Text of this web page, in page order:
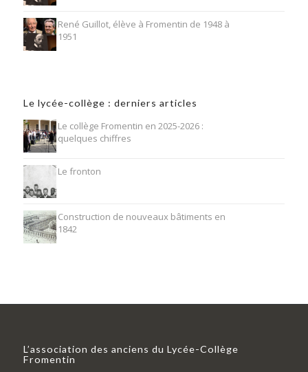
René Guillot, élève à Fromentin de 1948 à
1951
Le lycée-collège : derniers articles
Le collège Fromentin en 2025-2026 :
quelques chiffres
Le fronton
Construction de nouveaux bâtiments en
1842
L’association des anciens du Lycée-Collège
Fromentin